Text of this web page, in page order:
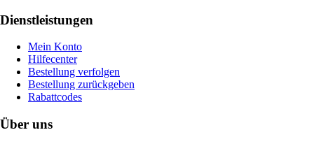
Dienstleistungen
Mein Konto
Hilfecenter
Bestellung verfolgen
Bestellung zurückgeben
Rabattcodes
Über uns